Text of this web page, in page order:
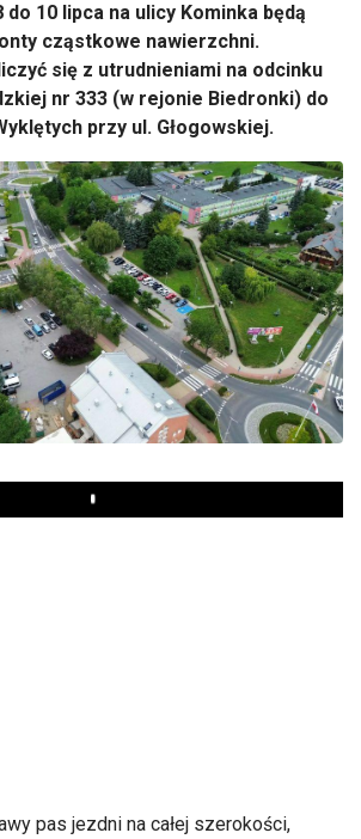
do 10 lipca na ulicy Kominka będą
cząstkowe nawierzchni.
się z utrudnieniami na odcinku
nr 333 (w rejonie Biedronki) do
przy ul. Głogowskiej.
Play
pas jezdni na całej szerokości,